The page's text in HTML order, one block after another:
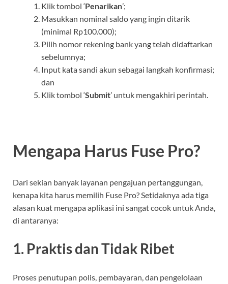
Klik tombol ‘Penarikan’;
Masukkan nominal saldo yang ingin ditarik
(minimal Rp100.000);
Pilih nomor rekening bank yang telah didaftarkan
sebelumnya;
Input kata sandi akun sebagai langkah konfirmasi;
dan
Klik tombol ‘Submit’ untuk mengakhiri perintah.
Mengapa Harus Fuse Pro?
Dari sekian banyak layanan pengajuan pertanggungan,
kenapa kita harus memilih Fuse Pro? Setidaknya ada tiga
alasan kuat mengapa aplikasi ini sangat cocok untuk Anda,
di antaranya:
1. Praktis dan Tidak Ribet
Proses penutupan polis, pembayaran, dan pengelolaan